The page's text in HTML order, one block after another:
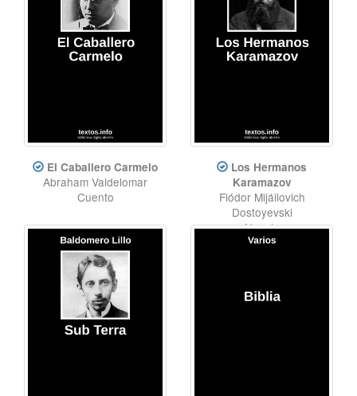
El Caballero Carmelo
Abraham Valdelomar
Cuento
Los Hermanos
Karamazov
Fiódor Mijáilovich
Dostoyevski
Novela